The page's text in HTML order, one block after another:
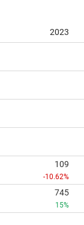
2023
109
-10.62%
745
15%